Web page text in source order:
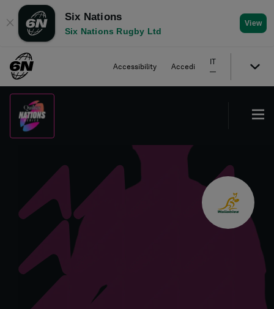
✕
Six Nations
Six Nations Rugby Ltd
View
Accessibility Accedi
IT